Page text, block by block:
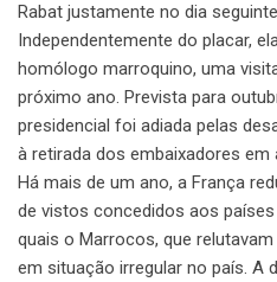
Rabat justamente no dia
Independentemente do placar,
homólogo marroquino, uma
próximo ano. Prevista para
presidencial foi adiada pelas
à retirada dos embaixadores em
Há mais de um ano, a França
de vistos concedidos aos
quais o Marrocos, que
em situação irregular no país. A